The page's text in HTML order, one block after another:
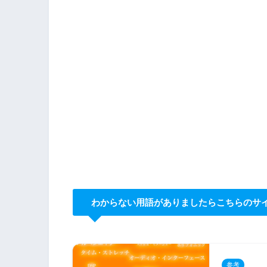
わからない用語がありましたらこちらのサ
参考